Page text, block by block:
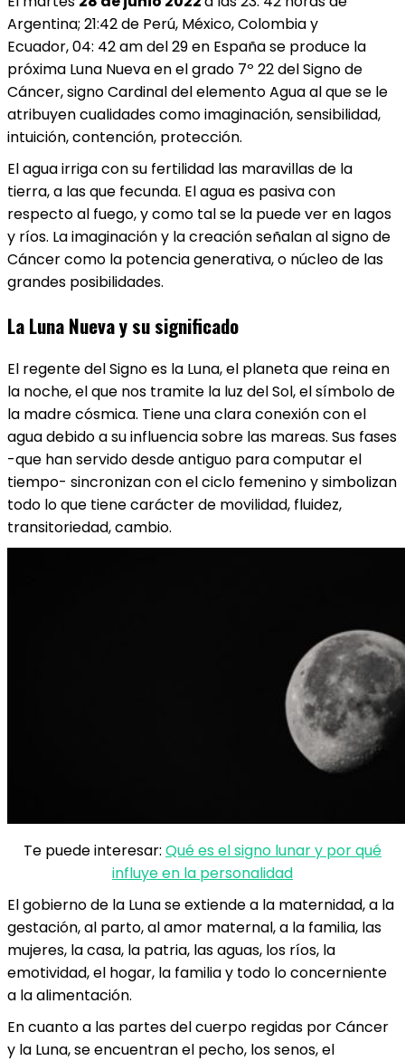
Argentina; 21:42 de Perú, México, Colombia y
Ecuador, 04: 42 am del 29 en España se produce la
próxima Luna Nueva en el grado 7º 22 del Signo de
Cáncer, signo Cardinal del elemento Agua al que se le
atribuyen cualidades como imaginación, sensibilidad,
intuición, contención, protección.
El agua irriga con su fertilidad las maravillas de la
tierra, a las que fecunda. El agua es pasiva con
respecto al fuego, y como tal se la puede ver en lagos
y ríos. La imaginación y la creación señalan al signo de
Cáncer como la potencia generativa, o núcleo de las
grandes posibilidades.
La Luna Nueva y su significado
El regente del Signo es la Luna, el planeta que reina en
la noche, el que nos tramite la luz del Sol, el símbolo de
la madre cósmica. Tiene una clara conexión con el
agua debido a su influencia sobre las mareas. Sus fases
-que han servido desde antiguo para computar el
tiempo- sincronizan con el ciclo femenino y simbolizan
todo lo que tiene carácter de movilidad, fluidez,
transitoriedad, cambio.
Te puede interesar: Qué es el signo lunar y por qué
influye en la personalidad
El gobierno de la Luna se extiende a la maternidad, a la
gestación, al parto, al amor maternal, a la familia, las
mujeres, la casa, la patria, las aguas, los ríos, la
emotividad, el hogar, la familia y todo lo concerniente
a la alimentación.
En cuanto a las partes del cuerpo regidas por Cáncer
y la Luna, se encuentran el pecho, los senos, el